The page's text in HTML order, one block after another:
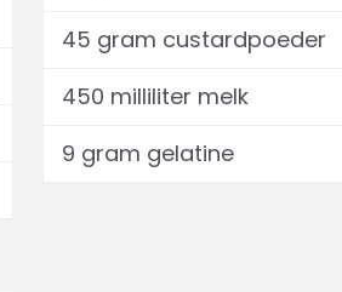
45 gram custardpoeder
450 milliliter melk
9 gram gelatine